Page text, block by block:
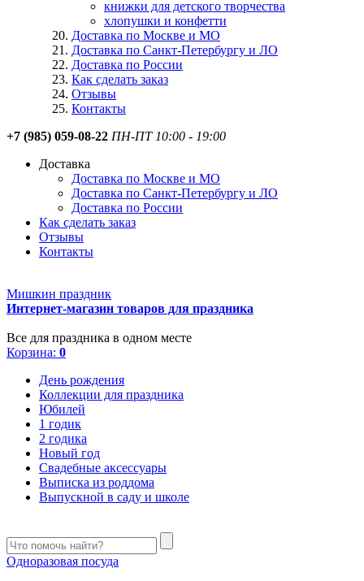
книжки для детского творчества
хлопушки и конфетти
Доставка по Москве и МО
Доставка по Санкт-Петербургу и ЛО
Доставка по России
Как сделать заказ
Отзывы
Контакты
+7 (985) 059-08-22 ПН-ПТ 10:00 - 19:00
Доставка
Доставка по Москве и МО
Доставка по Санкт-Петербургу и ЛО
Доставка по России
Как сделать заказ
Отзывы
Контакты
Мишкин праздник
Интернет-магазин товаров для праздника
Все для праздника в одном месте
Корзина: 0
День рождения
Коллекции для праздника
Юбилей
1 годик
2 годика
Новый год
Свадебные аксессуары
Выписка из роддома
Выпускной в саду и школе
Одноразовая посуда